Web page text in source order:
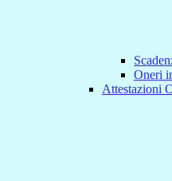
Oneri
Attestazioni